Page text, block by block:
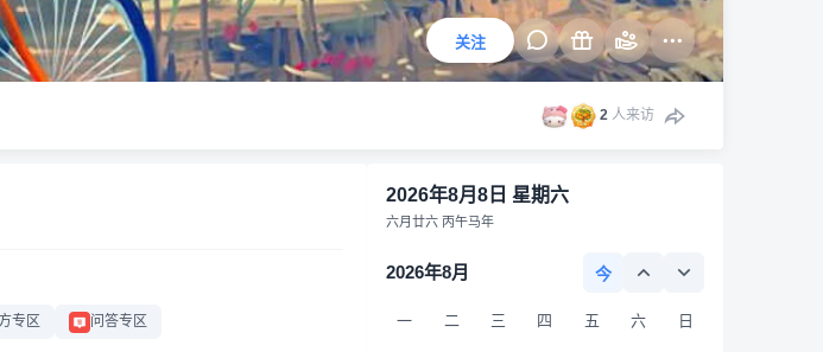
关注
2 人来访
专区 问答专区
2026年8月8日 星期六
六月廿六 丙午马年
2026年8月 今
一 二 三 四 五 六 日